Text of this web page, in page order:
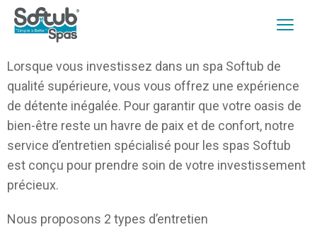
Lorsque vous investissez dans un spa Softub de
qualité supérieure, vous vous offrez une expérience
de détente inégalée. Pour garantir que votre oasis de
bien-être reste un havre de paix et de confort, notre
service d’entretien spécialisé pour les spas Softub
est conçu pour prendre soin de votre investissement
précieux.
Nous proposons 2 types d’entretien